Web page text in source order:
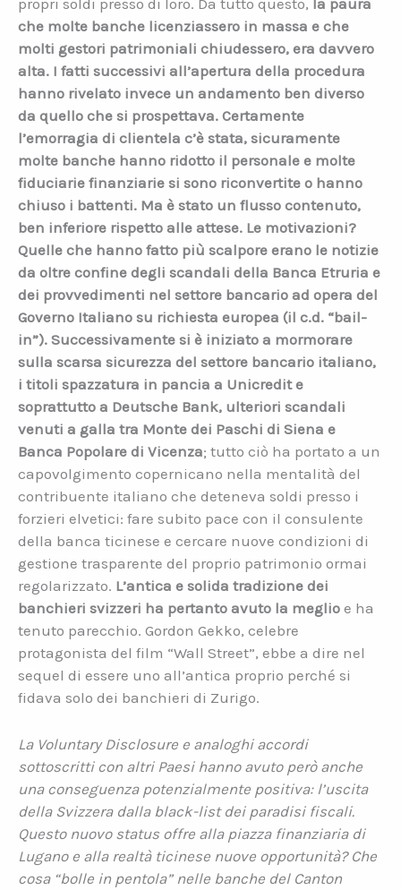
che molte banche licenziassero in massa e che
molti gestori patrimoniali chiudessero, era davvero
alta. I fatti successivi all’apertura della procedura
hanno rivelato invece un andamento ben diverso
da quello che si prospettava. Certamente
l’emorragia di clientela c’è stata, sicuramente
molte banche hanno ridotto il personale e molte
fiduciarie finanziarie si sono riconvertite o hanno
chiuso i battenti. Ma è stato un flusso contenuto,
ben inferiore rispetto alle attese. Le motivazioni?
Quelle che hanno fatto più scalpore erano le notizie
da oltre confine degli scandali della Banca Etruria e
dei provvedimenti nel settore bancario ad opera del
Governo Italiano su richiesta europea (il c.d. “bail-
in”). Successivamente si è iniziato a mormorare
sulla scarsa sicurezza del settore bancario italiano,
i titoli spazzatura in pancia a Unicredit e
soprattutto a Deutsche Bank, ulteriori scandali
venuti a galla tra Monte dei Paschi di Siena e
Banca Popolare di Vicenza; tutto ciò ha portato a un
capovolgimento copernicano nella mentalità del
contribuente italiano che deteneva soldi presso i
forzieri elvetici: fare subito pace con il consulente
della banca ticinese e cercare nuove condizioni di
gestione trasparente del proprio patrimonio ormai
regolarizzato. L’antica e solida tradizione dei
banchieri svizzeri ha pertanto avuto la meglio e ha
tenuto parecchio. Gordon Gekko, celebre
protagonista del film “Wall Street”, ebbe a dire nel
sequel di essere uno all’antica proprio perché si
fidava solo dei banchieri di Zurigo.
La Voluntary Disclosure e analoghi accordi
sottoscritti con altri Paesi hanno avuto però anche
una conseguenza potenzialmente positiva: l’uscita
della Svizzera dalla black-list dei paradisi fiscali.
Questo nuovo status offre alla piazza finanziaria di
Lugano e alla realtà ticinese nuove opportunità? Che
cosa “bolle in pentola” nelle banche del Canton